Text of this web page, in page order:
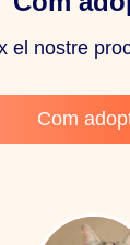
el nostre
Com